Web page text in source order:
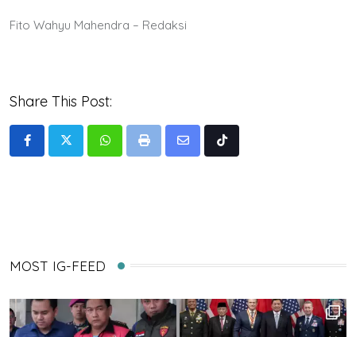
Fito Wahyu Mahendra – Redaksi
Share This Post:
WhatsappPrint
Share
Tiktok
MOST IG-FEED